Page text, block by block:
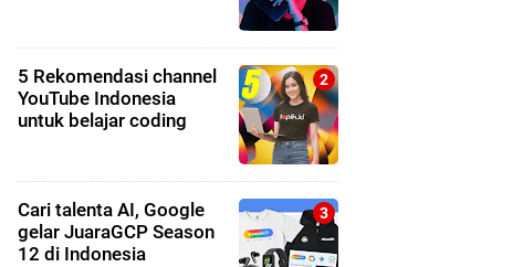
5 Rekomendasi channel
YouTube Indonesia
untuk belajar coding
Cari talenta AI, Google
gelar JuaraGCP Season
12 di Indonesia